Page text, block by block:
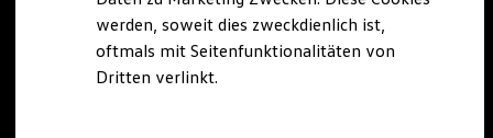
Economy Service
Volkswagen Teile
Zubehör
Modellspezifisches Zubehör
werden, soweit dies zweckdienlich ist,
oftmals mit Seitenfunktionalitäten von
Dritten verlinkt.